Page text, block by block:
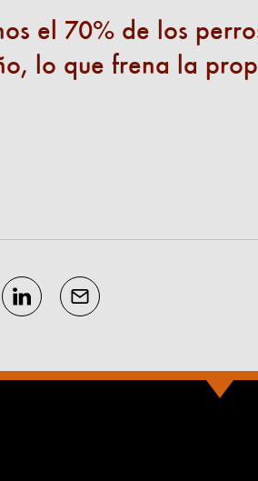
el 70% de los
lo que frena la